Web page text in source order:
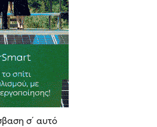
σ´ αυτό